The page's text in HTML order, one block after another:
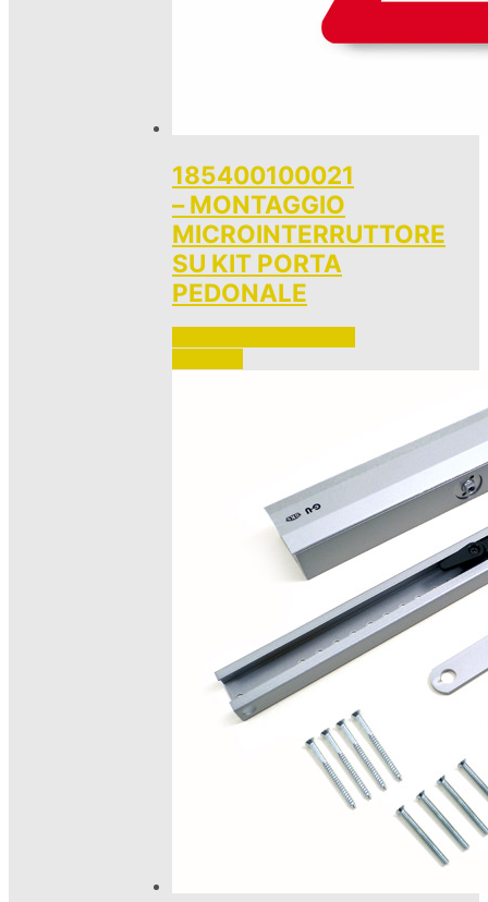
185400100021
– MONTAGGIO
MICROINTERRUTTORE
SU KIT PORTA
PEDONALE